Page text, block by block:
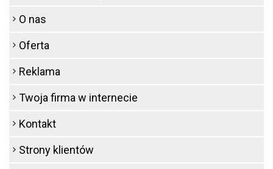
O nas
Oferta
Reklama
Twoja firma w internecie
Kontakt
Strony klientów